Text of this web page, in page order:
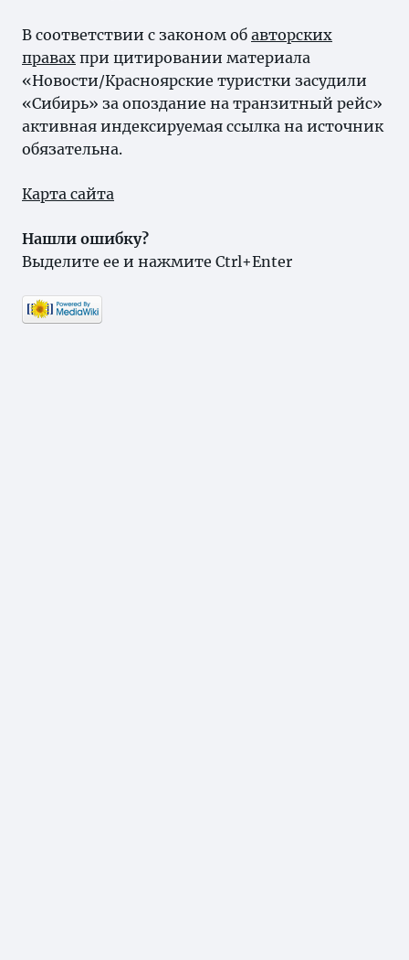
В соответствии с законом об авторских
правах при цитировании материала
«Новости/Красноярские туристки засудили
«Сибирь» за опоздание на транзитный рейс»
активная индексируемая ссылка на источник
обязательна.
Карта сайта
Нашли ошибку?
Выделите ее и нажмите Ctrl+Enter